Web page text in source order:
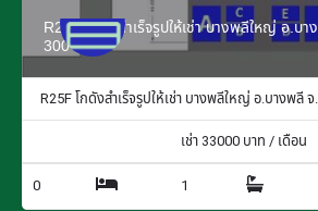
R25F โกดังสำเร็จรูปให้เช่า บางพลีใหญ่ อ.บ
300 ตรม.
R25F โกดังสำเร็จรูปให้เช่า บางพลีใหญ่ อ.บางพลี
เช่า 33000 บาท / เดือน
0 1